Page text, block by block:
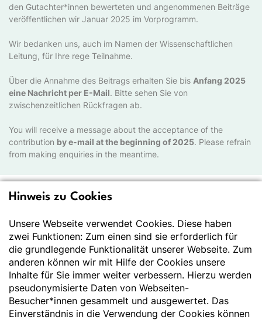
den Gutachter*innen bewerteten und angenommenen Beiträge
veröffentlichen wir Januar 2025 im Vorprogramm.
Wir bedanken uns, auch im Namen der Wissenschaftlichen
Leitung, für Ihre rege Teilnahme.
Über die Annahme des Beitrags erhalten Sie bis Anfang 2025
eine Nachricht per E-Mail. Bitte sehen Sie von
zwischenzeitlichen Rückfragen ab.
You will receive a message about the acceptance of the
contribution by e-mail at the beginning of 2025. Please refrain
from making enquiries in the meantime.
für Ernährung e.V.
Der Wissenschaft verpflichtet - Ihre Partnerin für
Essen und Trinken
Deutsche Gesellschaft für Ernährung e. V.
Godesberger Allee 136
53175 Bonn
Hinweis zu Cookies
Unsere Webseite verwendet Cookies. Diese haben
zwei Funktionen: Zum einen sind sie erforderlich für
die grundlegende Funktionalität unserer Webseite. Zum
anderen können wir mit Hilfe der Cookies unsere
Inhalte für Sie immer weiter verbessern. Hierzu werden
pseudonymisierte Daten von Webseiten-
Besucher*innen gesammelt und ausgewertet. Das
Einverständnis in die Verwendung der Cookies können